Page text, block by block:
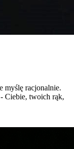
myślę racjonalnie.
Ciebie, twoich rąk,